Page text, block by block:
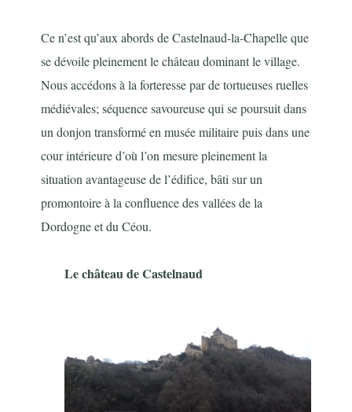
Ce n’est qu’aux abords de Castelnaud-la-Chapelle que
se dévoile pleinement le château dominant le village.
Nous accédons à la forteresse par de tortueuses ruelles
médiévales; séquence savoureuse qui se poursuit dans
un donjon transformé en musée militaire puis dans une
cour intérieure d’où l’on mesure pleinement la
situation avantageuse de l’édifice, bâti sur un
promontoire à la confluence des vallées de la
Dordogne et du Céou.
Le château de Castelnaud